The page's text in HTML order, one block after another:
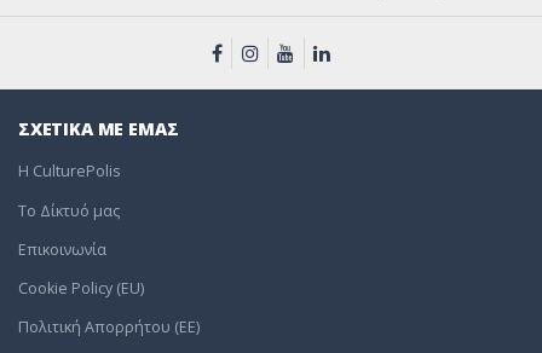
ΣΧΕΤΙΚΑ ΜΕ ΕΜΑΣ
Η CulturePolis
To Δίκτυό μας
Επικοινωνία
Cookie Policy (EU)
Πολιτική Απορρήτου (EE)